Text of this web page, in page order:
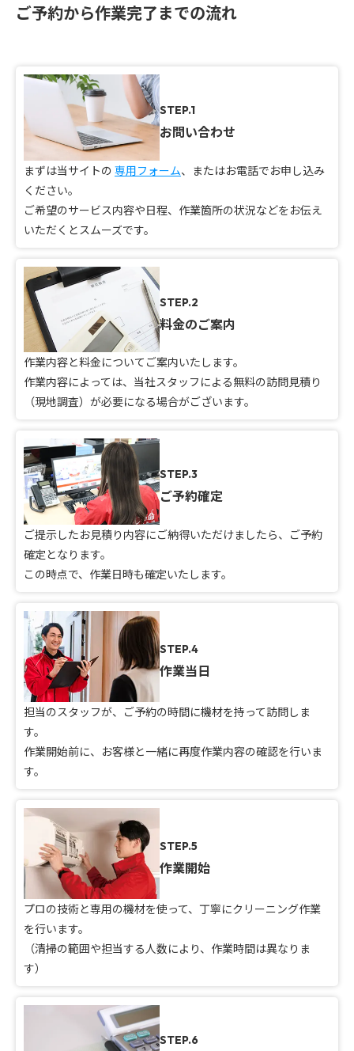
ご予約から作業完了までの流れ
STEP.1
お問い合わせ
まずは当サイトの 専用フォーム、またはお電話でお申し込み
ください。
ご希望のサービス内容や日程、作業箇所の状況などをお伝え
いただくとスムーズです。
STEP.2
料金のご案内
作業内容と料金についてご案内いたします。
作業内容によっては、当社スタッフによる無料の訪問見積り
（現地調査）が必要になる場合がございます。
STEP.3
ご予約確定
ご提示したお見積り内容にご納得いただけましたら、ご予約
確定となります。
この時点で、作業日時も確定いたします。
STEP.4
作業当日
担当のスタッフが、ご予約の時間に機材を持って訪問しま
す。
作業開始前に、お客様と一緒に再度作業内容の確認を行いま
す。
STEP.5
作業開始
プロの技術と専用の機材を使って、丁寧にクリーニング作業
を行います。
（清掃の範囲や担当する人数により、作業時間は異なりま
す）
STEP.6